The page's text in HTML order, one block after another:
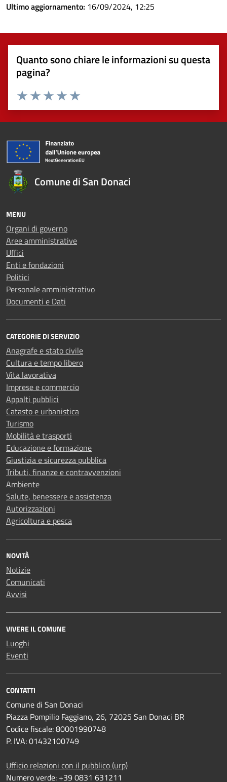
Ultimo aggiornamento: 16/09/2024, 12:25
Quanto sono chiare le informazioni su questa
pagina?
Valuta 5 stelle su 5
Valuta 4 stelle su 5
Valuta 3 stelle su 5
Valuta 2 stelle su 5
Valuta 1 stelle su 5
Comune di San Donaci
MENU
Organi di governo
Aree amministrative
Uffici
Enti e fondazioni
Politici
Personale amministrativo
Documenti e Dati
CATEGORIE DI SERVIZIO
Anagrafe e stato civile
Cultura e tempo libero
Vita lavorativa
Imprese e commercio
Appalti pubblici
Catasto e urbanistica
Turismo
Mobilità e trasporti
Educazione e formazione
Giustizia e sicurezza pubblica
Tributi, finanze e contravvenzioni
Ambiente
Salute, benessere e assistenza
Autorizzazioni
Agricoltura e pesca
NOVITÀ
Notizie
Comunicati
Avvisi
VIVERE IL COMUNE
Luoghi
Eventi
CONTATTI
Comune di San Donaci
Piazza Pompilio Faggiano, 26, 72025 San Donaci BR
Codice fiscale: 80001990748
P. IVA: 01432100749
Ufficio relazioni con il pubblico (urp)
Numero verde: +39 0831 631211